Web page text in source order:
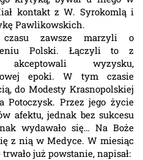
kontakt z W. Syrokomlą i
Pawlikowskich.
zawsze marzyli o
Polski. Łączyli to z
wyzysku,
owej epoki. W tym czasie
do Modesty Krasnopolskiej
Potoczysk. Przez jego życie
afektu, jednak bez sukcesu
wydawało się… Na Boże
z nią w Medyce. W miesiąc
już powstanie, napisał: